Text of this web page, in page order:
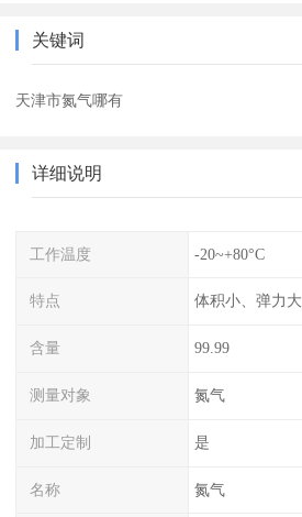
关键词
天津市氮气哪有
详细说明
工作温度 -20~+80°C
特点 体积小、弹力大
含量 99.99
测量对象 氮气
加工定制 是
名称 氮气